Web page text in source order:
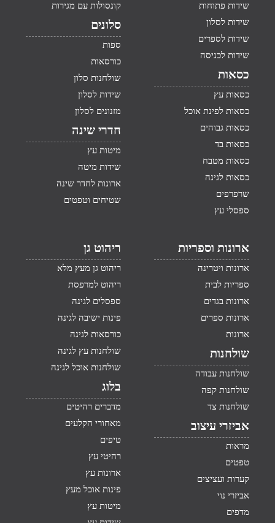
שידות פתוחות
שידות לסלון
שידות לספרים
שידות לכניסה
כסאות
כסאות עץ
כסאות לפינת אוכל
כסאות גבוהים
כסאות בד
כסאות מטבח
כסאות לגינה
שרפרפים
ספסלי עץ
קונסולות עם מגירות
סלונים
ספות
כורסאות
שולחנות סלון
שידות לסלון
מזנונים לסלון
חדרי שינה
מיטות עץ
שידות מיטה
ארונות לחדר שינה
שטיחים וטפטים
ארונות וספריות
ארונות ויטרינה
ספריות לבית
ארונות בגדים
ארונות ספרים
ארונות
שולחנות
שולחנות עבודה
שולחנות קפה
שולחנות צד
אביזרי עיצוב
מראות
טפטים
קערות ועציצים
אביזרי נוי
מדפים
ריהוט גן
ריהוט גן מעץ מלא
ריהוט למרפסת
ספסלים לגינה
פינות ישיבה לגינה
כורסאות לגינה
שולחנות עץ לגינה
שולחנות אוכל לגינה
בלוג
מדברים רהיטים
מאחורי הקלעים
טיפים
רהיטי עץ
ארונות עץ
פינות אוכל מעץ
מיטות עץ